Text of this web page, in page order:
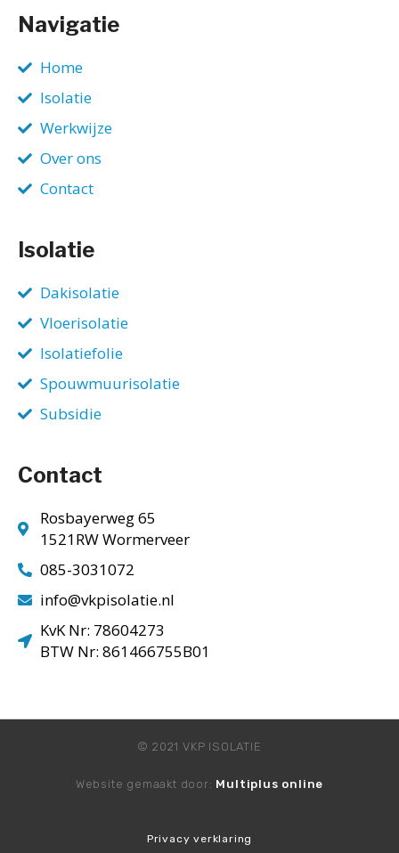
Navigatie
Home
Isolatie
Werkwijze
Over ons
Contact
Isolatie
Dakisolatie
Vloerisolatie
Isolatiefolie
Spouwmuurisolatie
Subsidie
Contact
Rosbayerweg 65
1521RW Wormerveer
085-3031072
info@vkpisolatie.nl
KvK Nr: 78604273
BTW Nr: 861466755B01
© 2021 VKP ISOLATIE
Website gemaakt door: Multiplus online
Privacy verklaring